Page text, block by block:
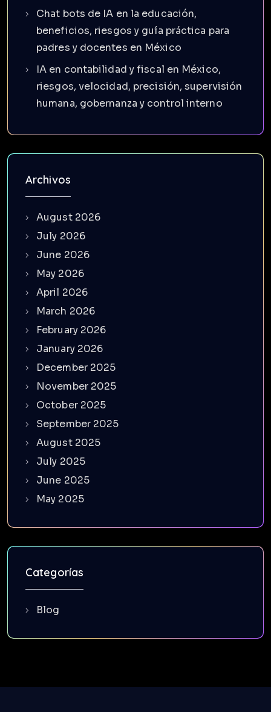
Chat bots de IA en la educación,
beneficios, riesgos y guía práctica para
padres y docentes en México
IA en contabilidad y fiscal en México,
riesgos, velocidad, precisión, supervisión
humana, gobernanza y control interno
Archivos
August 2026
July 2026
June 2026
May 2026
April 2026
March 2026
February 2026
January 2026
December 2025
November 2025
October 2025
September 2025
August 2025
July 2025
June 2025
May 2025
Categorías
Blog